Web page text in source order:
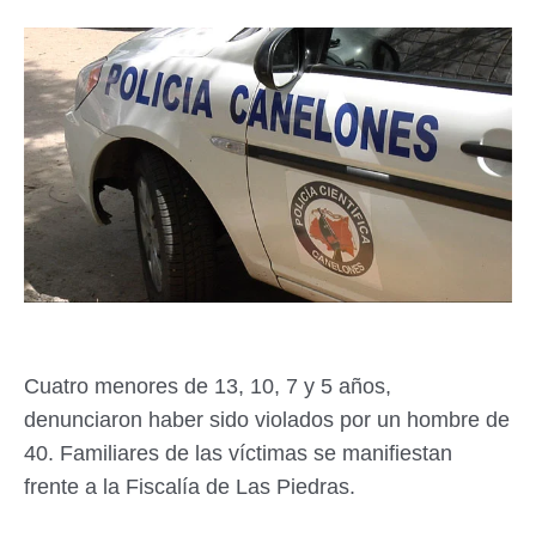
Cuatro menores de 13, 10, 7 y 5 años,
denunciaron haber sido violados por un hombre de
40. Familiares de las víctimas se manifiestan
frente a la Fiscalía de Las Piedras.